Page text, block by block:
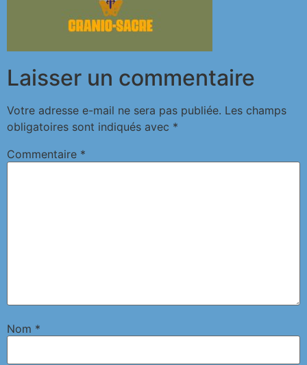
Laisser un commentaire
Votre adresse e-mail ne sera pas publiée. Les champs
obligatoires sont indiqués avec *
Commentaire *
Nom *